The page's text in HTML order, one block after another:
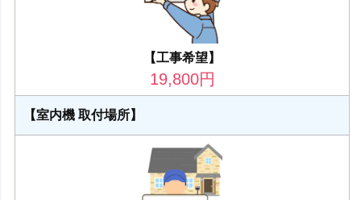
【工事希望】
19,800円
【室内機 取付場所】